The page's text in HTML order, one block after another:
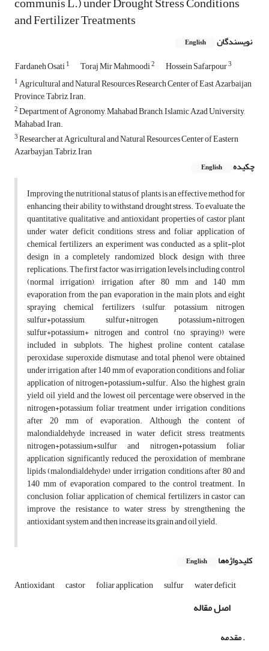
and Fertilizer Treatments
نویسندگان English
,Fardaneh Osati1 Toraj Mir Mahmoodi2 Hossein Safarpour3
1Agricultural and Natural Resources Research Center of East Azarbaijan
Province, Tabriz, Iran.
2Department of Agronomy, Mahabad Branch, Islamic Azad University,
Mahabad, Iran.
3Researcher at Agricultural and Natural Resources Center of Eastern
Azarbayjan, Tabriz, Iran
چکیده
English
Improving the nutritional status of plants is an effective method for
enhancing their ability to withstand drought stress. To evaluate the
quantitative, qualitative, and antioxidant properties of castor plant
under water deficit conditions stress and foliar application of
chemical fertilizers, an experiment was conducted as a split-plot
design in a completely randomized block design with three
replications. The first factor was irrigation levels including control
(normal irrigation), irrigation after 80 mm and 140 mm
evaporation from the pan evaporation in the main plots, and eight
spraying chemical fertilizers (sulfur, potassium, nitrogen,
sulfur+potassium, sulfur+nitrogen, potassium+nitrogen,
sulfur+potassium+ nitrogen and control (no spraying)) were
included in subplots. The highest proline content, catalase,
peroxidase, superoxide dismutase, and total phenol were obtained
under irrigation after 140 mm of evaporation conditions and foliar
application of nitrogen+potassium+sulfur. Also, the highest grain
yield, oil yield, and the lowest oil percentage were observed in the
nitrogen+potassium foliar treatment under irrigation conditions
after 20 mm of evaporation. Although the content of
malondialdehyde increased in water deficit stress treatments,
nitrogen+potassium+sulfur and nitrogen+potassium foliar
application significantly reduced the peroxidation of membrane
lipids (malondialdehyde) under irrigation conditions after 80 and
140 mm of evaporation compared to the control treatment. In
conclusion, foliar application of chemical fertilizers in castor can
improve the resistance to water stress by strengthening the
antioxidant system and then increase its grain and oil yield.
کلیدواژه‌ها English
Antioxidant castor foliar application sulfur water deficit
اصل مقاله
. مقدمه